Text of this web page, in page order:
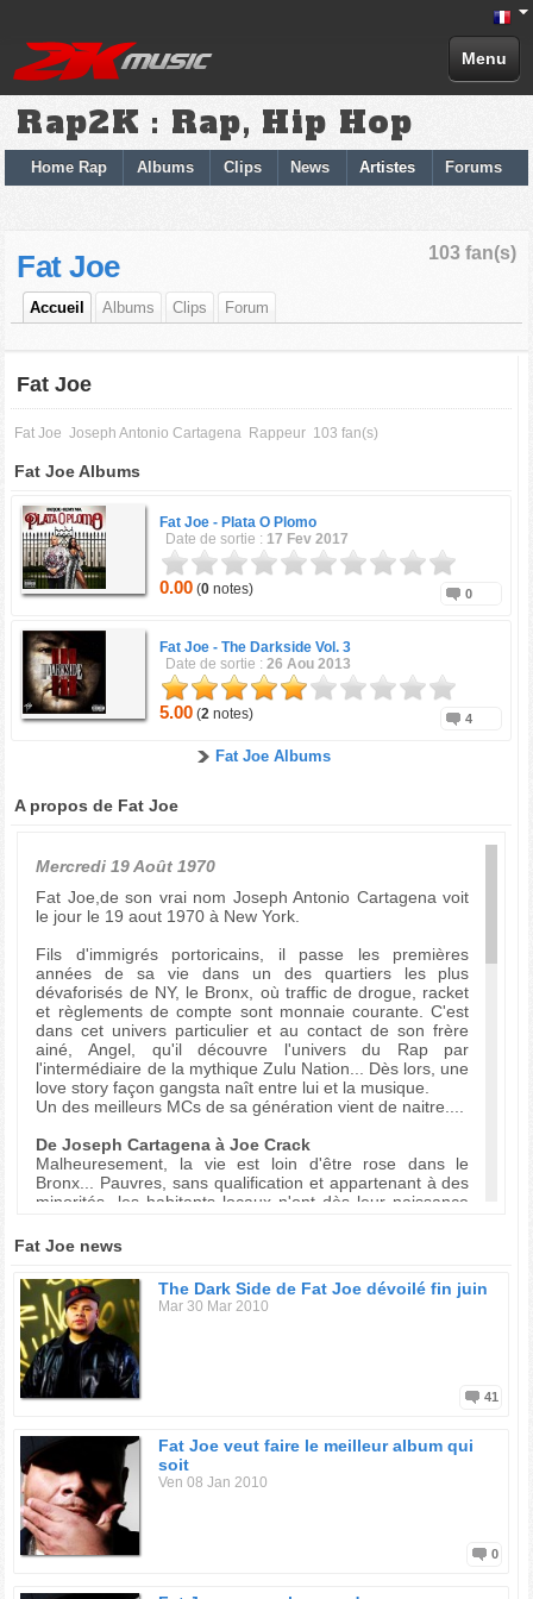
Menu
Rap2K : Rap, Hip Hop
Home Rap Albums Clips News Artistes Forums
103 fan(s)
Fat Joe
Accueil Albums Clips Forum
Fat Joe
Fat Joe Joseph Antonio Cartagena Rappeur 103 fan(s)
Fat Joe Albums
Fat Joe - Plata O Plomo
Date de sortie : 17 Fev 2017
0.00 (0 notes) 0
Fat Joe -The Darkside Vol. 3
Date de sortie :26 Aou 2013
5.00 (2 notes) 4
Fat Joe Albums
A propos de Fat Joe
Mercredi 19 Août 1970
Fat Joe,de son vrai nom Joseph Antonio Cartagena voit
le jour le 19 aout 1970 à New York.
Fils d'immigrés portoricains, il passe les premières
années de sa vie dans un des quartiers les plus
dévaforisés de NY, le Bronx, où traffic de drogue, racket
et règlements de compte sont monnaie courante. C'est
dans cet univers particulier et au contact de son frère
ainé, Angel, qu'il découvre l'univers du Rap par
l'intermédiaire de la mythique Zulu Nation... Dès lors, une
love story façon gangsta naît entre lui et la musique.
Un des meilleurs MCs de sa génération vient de naitre....
De Joseph Cartagena à Joe Crack
Malheuresement, la vie est loin d'être rose dans le
Bronx... Pauvres, sans qualification et appartenant à des
minorités, les habitants locaux n'ont dès leur naissance
de drogue est souvent le meilleur moyen de s'en sortir et
règle. En quelques années, il parvient grâce à sa stature
imposante et son coté bad boy à se faire un nom dans le
milieu. Il devient Joe Crack le dealer.
Toutefois, Joe est conscient qu'il ne pourra pas continuer
à vivre comme cela éternellement. Le rap l'attire depuis
tout petit et il sent qu'il est temps pour lui de passer à
De Joe Crack à Fat Joe
1993
Novice dans le rap game, Joe sait que pour gagner le
coeur des New Yorkais, il est obligé d'obtenir les faveurs
d'un rappeur plus connu et plus expérimenté afin que
celui-ci lance sa carrière.
Fat Joe news
The Dark Side de Fat Joe dévoilé fin juin
Mar 30 Mar 2010
41
Fat Joe veut faire le meilleur album qui
soit
Ven 08 Jan 2010
0